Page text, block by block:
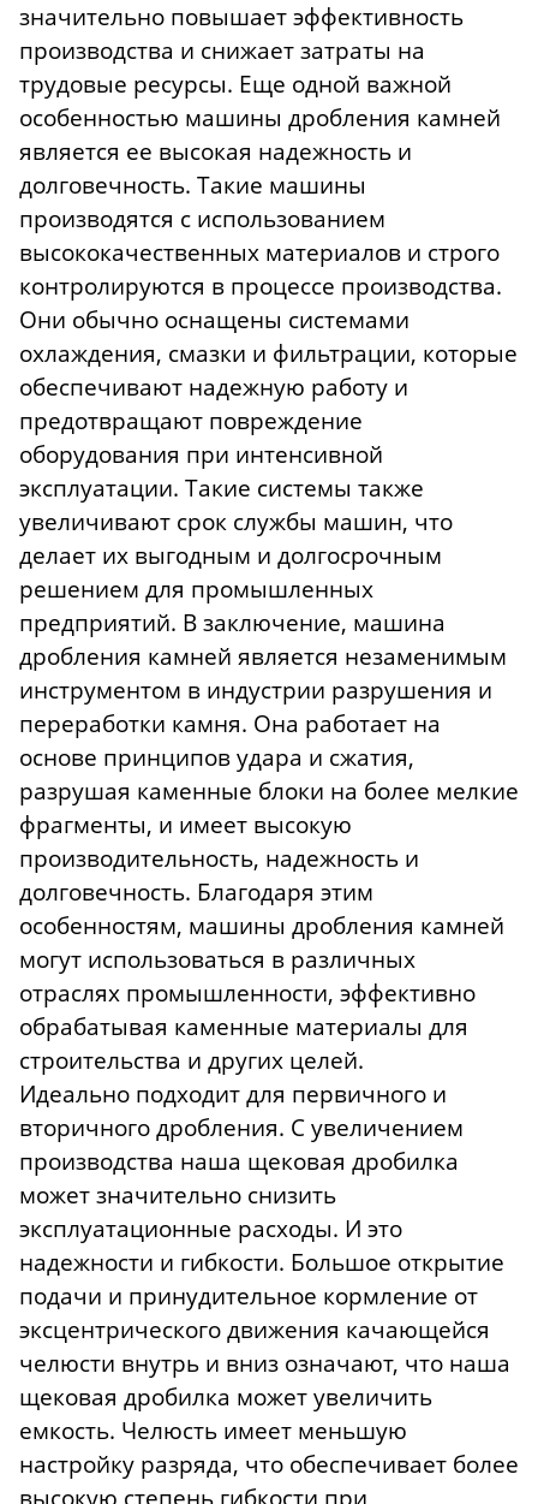
значительно повышает эффективность
производства и снижает затраты на
трудовые ресурсы. Еще одной важной
особенностью машины дробления камней
является ее высокая надежность и
долговечность. Такие машины
производятся с использованием
высококачественных материалов и строго
контролируются в процессе производства.
Они обычно оснащены системами
охлаждения, смазки и фильтрации, которые
обеспечивают надежную работу и
предотвращают повреждение
оборудования при интенсивной
эксплуатации. Такие системы также
увеличивают срок службы машин, что
делает их выгодным и долгосрочным
решением для промышленных
предприятий. В заключение, машина
дробления камней является незаменимым
инструментом в индустрии разрушения и
переработки камня. Она работает на
основе принципов удара и сжатия,
разрушая каменные блоки на более мелкие
фрагменты, и имеет высокую
производительность, надежность и
долговечность. Благодаря этим
особенностям, машины дробления камней
могут использоваться в различных
отраслях промышленности, эффективно
обрабатывая каменные материалы для
строительства и других целей.
Идеально подходит для первичного и
вторичного дробления. С увеличением
производства наша щековая дробилка
может значительно снизить
эксплуатационные расходы. И это
надежности и гибкости. Большое открытие
подачи и принудительное кормление от
эксцентрического движения качающейся
челюсти внутрь и вниз означают, что наша
щековая дробилка может увеличить
емкость. Челюсть имеет меньшую
настройку разряда, что обеспечивает более
высокую степень гибкости при